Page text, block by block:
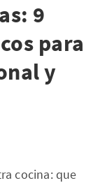
9
para
y
cocina: que